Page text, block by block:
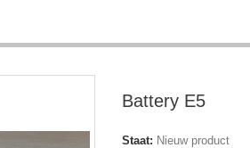
Battery E5
Staat: Nieuw product